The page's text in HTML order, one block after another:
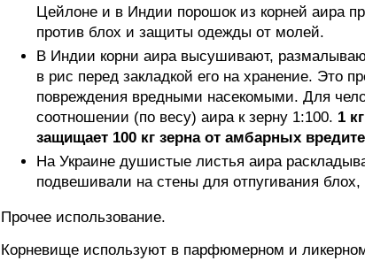
Цейлоне и в Индии порошок из корней аира
против блох и защиты одежды от молей.
В Индии корни аира высушивают,
в рис перед закладкой его на хранение. Это
повреждения вредными насекомыми. Для
соотношении (по весу) аира к зерну 1:100. 1
защищает 100 кг зерна от амбарных
На Украине душистые листья аира
подвешивали на стены для отпугивания
Прочее использование.
Корневище используют в парфюмерном и